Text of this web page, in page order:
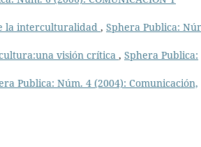
la interculturalidad , Sphera Publica:
visión crítica , Sphera Publica:
Publica: Núm. 4 (2004): Comunicación,